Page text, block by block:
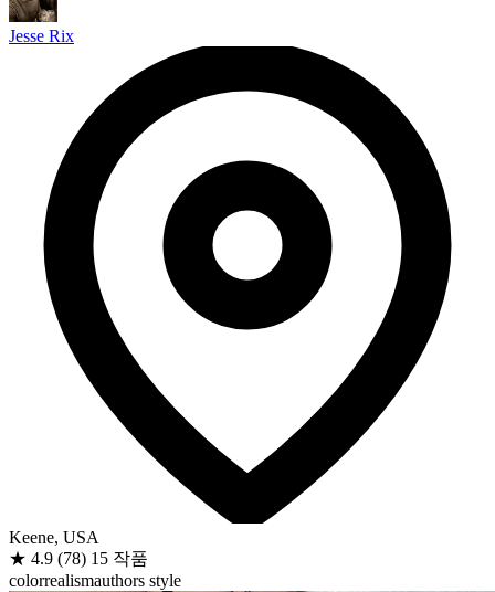
Jesse Rix
Keene, USA
★ 4.9 (78) 15 작품
colorrealismauthors style